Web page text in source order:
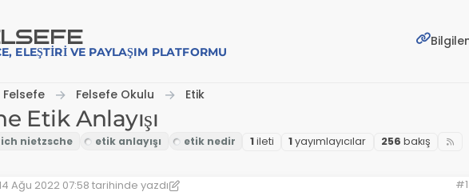
LSEFE
ELEŞTIRI VE PAYLAŞIM PLATFORMU
Felsefe Felsefe Okulu Etik
Etik Anlayışı
1i̇leti 1yayımlayıcılar 256 bakış
Ağu 2022 07:58 tarihinde yazdı #1